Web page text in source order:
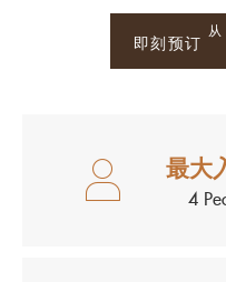
即刻预订
从
最大
4